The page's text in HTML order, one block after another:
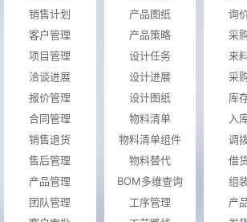
销售计划
客户管理
项目管理
洽谈进展
报价管理
合同管理
销售退货
售后管理
产品管理
团队管理
产品图纸
产品策略
设计任务
设计进展
设计图纸
物料清单
物料清单组件
物料替代
BOM多维查询
工序管理
询
采
来
采
库
入
调
借
组
产